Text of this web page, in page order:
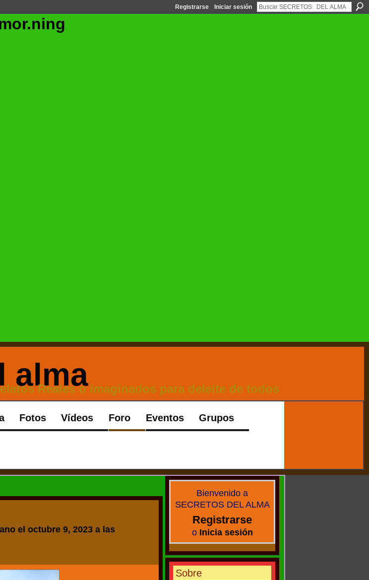
Registrarse Iniciar sesión
Reales o imaginados para deleite de todos
Fotos Vídeos Foro Eventos Grupos
el octubre 9, 2023 a las
Bienvenido a
SECRETOS DEL ALMA
Registrarse
o Inicia sesión
Sobre